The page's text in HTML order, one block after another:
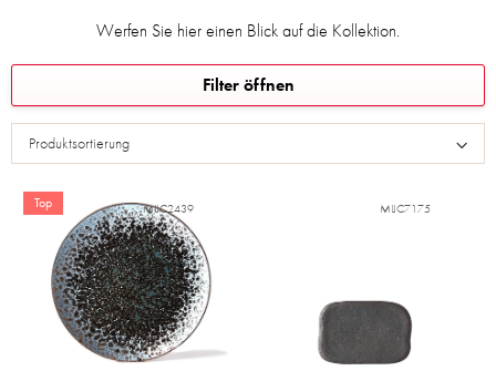
Werfen Sie hier einen Blick auf die Kollektion.
Produktsortierung
Filter öffnen
L
i
s
e
Top MIJC2439 MIJC7175